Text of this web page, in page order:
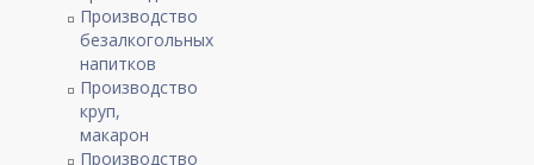
Производство
безалкогольных
напитков
Производство
круп,
макарон
Производство